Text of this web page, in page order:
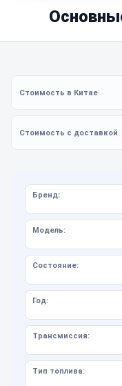
Бренд:
Модель:
Состояние:
Год:
Трансмиссия:
Тип топлива: